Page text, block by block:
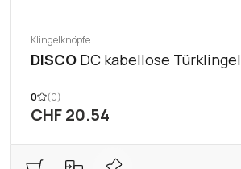
Klingelknöpfe
DISCO DC kabellose Türklingel
0 (0)
CHF 20.54